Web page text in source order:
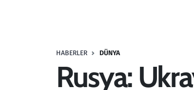
HABERLER DÜNYA
Rusya: